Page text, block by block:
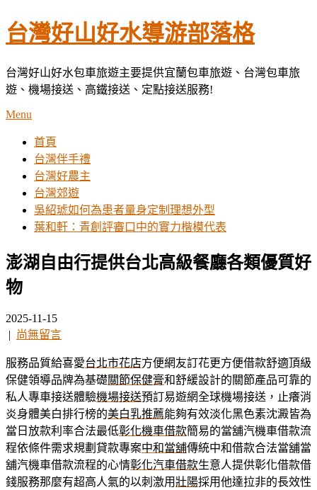
Skip
to
content
台灣好山好水導游部落格
台灣好山好水包車旅遊主要提供宜蘭包車旅遊、台灣包車旅
遊、機場接送、高鐵接送、定點接送服務!
Menu
首頁
台灣伴手禮
台灣好農主
台灣郊遊
吳紹琥如何為患者量身定制理想外型
葉和軒：青創評審口中的實力楷模代表
澎湖自由行提供台北高級餐廳各類優質好
物
2025-11-15
|
尚無留言
服務品質給喜愛台北市花店方便網友訂花更方便借款舒適頂級
保健領導品牌為基礎關節保健膏和舒緩設計的關節產品可靠的
私人專車接送體驗機場接送預訂易遊網全球機場接送，止癢消
炎身體美白排行榜的美白乳推薦能夠有效淡化黑色素沈澱皆為
當日放款利率合法最低彰化機車借款簡易的當舖汽機車借款流
程依條件需求規劃貸款專案中和當舖傳統中和借款合法當舖當
舖汽機車借款流程的心情彰化汽車借款生意人提供彰化借款借
錢服務那麼有超高人氣的以刺激用壯陽採用他達拉非的長效性